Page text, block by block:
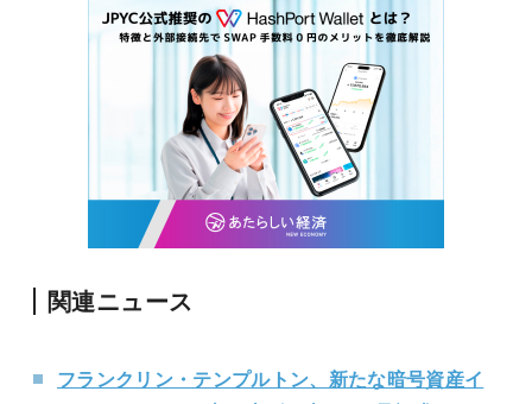
関連ニュース
フランクリン・テンプルトン、新たな暗号資産イ